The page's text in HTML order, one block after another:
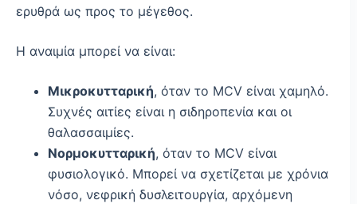
ερυθρά ως προς το μέγεθος.
Η αναιμία μπορεί να είναι:
Μικροκυτταρική, όταν το MCV είναι χαμηλό.
Συχνές αιτίες είναι η σιδηροπενία και οι
θαλασσαιμίες.
Νορμοκυτταρική, όταν το MCV είναι
φυσιολογικό. Μπορεί να σχετίζεται με χρόνια
νόσο, νεφρική δυσλειτουργία, αρχόμενη